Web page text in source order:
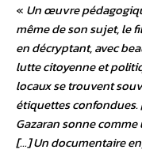
« Un œuvre
même de son sujet, le
en décryptant, avec
lutte citoyenne et
locaux se trouvent
étiquettes
Gazaran sonne comme
[…] Un documentaire